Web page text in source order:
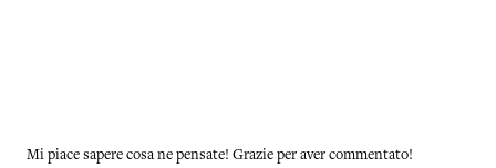
Mi piace sapere cosa ne pensate! Grazie per aver commentato!